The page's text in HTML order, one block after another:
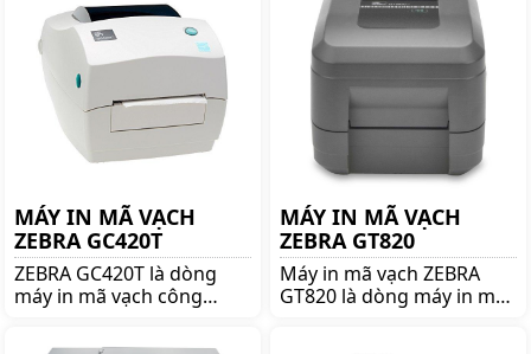
giá tốt lên ngay
shoppos.vn
giá tốt lên ngay
shoppos.vn
MÁY IN MÃ VẠCH
ZEBRA GC420T
ZEBRA GC420T là dòng
máy in mã vạch công
hiệu ZEBRA. Mua ZEBRA
MÁY IN MÃ VẠCH
ZEBRA GT820
Máy in mã vạch ZEBRA
GT820 là dòng máy in mã